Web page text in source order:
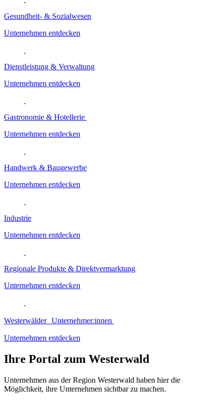
Gesundheit- & Sozialwesen
Unternehmen entdecken
Dienstleistung & Verwaltung
Unternehmen entdecken
Gastronomie & Hotellerie
Unternehmen entdecken
Handwerk & Baugewerbe
Unternehmen entdecken
Industrie
Unternehmen entdecken
Regionale Produkte & Direktvermarktung
Unternehmen entdecken
Westerwälder Unternehmer:innen
Unternehmen entdecken
Ihre Portal zum Westerwald
Unternehmen aus der Region Westerwald haben hier die
Möglichkeit, ihre Unternehmen sichtbar zu machen.